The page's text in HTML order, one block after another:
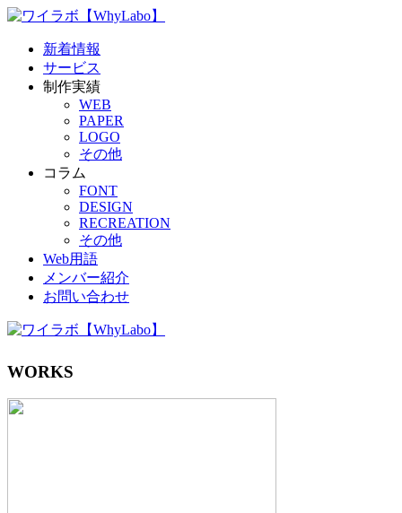
新着情報
サービス
制作実績
WEB
PAPER
LOGO
その他
コラム
FONT
DESIGN
RECREATION
その他
Web用語
メンバー紹介
お問い合わせ
WORKS